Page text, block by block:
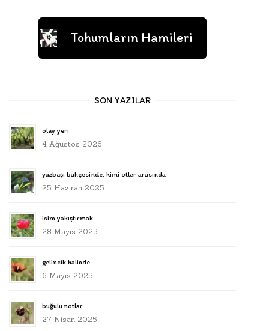
Tohumların Hamileri
SON YAZILAR
olay yeri
4 Ağustos 2026
yazbaşı bahçesinde, kimi otlar arasında
25 Haziran 2025
isim yakıştırmak
28 Mayıs 2025
gelincik halinde
6 Mayıs 2025
buğulu notlar
27 Nisan 2025